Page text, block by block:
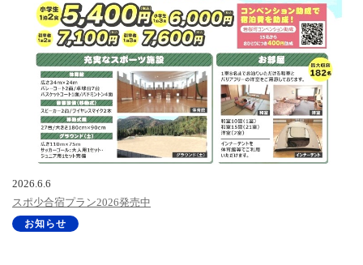
2026.6.6
スポ少合宿プラン2026発売中
お知らせ